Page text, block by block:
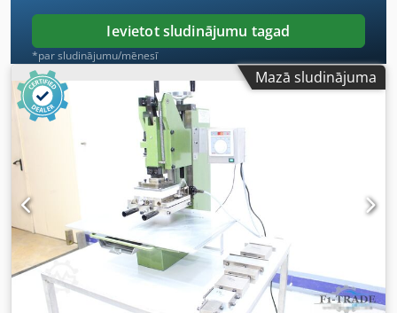
Ievietot sludinājumu tagad
*par sludinājumu/mēnesī
Mazā sludinājuma